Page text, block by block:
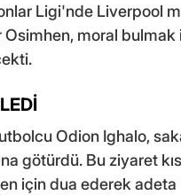
Ligi'nde Liverpool
moral
Odion Ighalo,
götürdü. Bu ziyaret
için dua ederek